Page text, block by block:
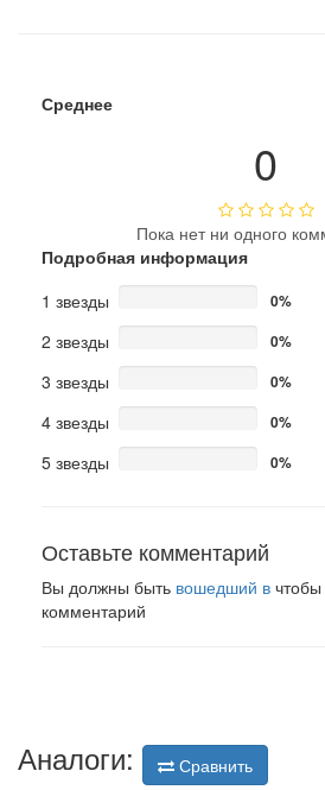
Среднее
0
Пока нет ни одного
Подробная информация
1 звезды
0%
2 звезды 0%
3 звезды 0%
4 звезды 0%
5 звезды 0%
Оставьте комментарий
Вы должны быть вошедший в чтобы
комментарий
Аналоги: Сравнить